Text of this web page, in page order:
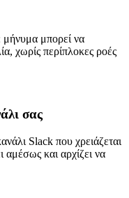
μπορεί να
χωρίς περίπλοκες ροές
σας
Slack που χρειάζεται
αμέσως και αρχίζει να